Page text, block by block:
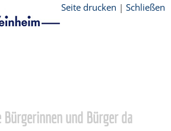
Seite drucken | Schließen
und Bürger da